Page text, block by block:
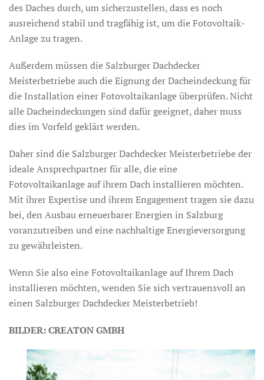
des Daches durch, um sicherzustellen, dass es noch
ausreichend stabil und tragfähig ist, um die Fotovoltaik-
Anlage zu tragen.
Außerdem müssen die Salzburger Dachdecker
Meisterbetriebe auch die Eignung der Dacheindeckung für
die Installation einer Fotovoltaikanlage überprüfen. Nicht
alle Dacheindeckungen sind dafür geeignet, daher muss
dies im Vorfeld geklärt werden.
Daher sind die Salzburger Dachdecker Meisterbetriebe der
ideale Ansprechpartner für alle, die eine
Fotovoltaikanlage auf ihrem Dach installieren möchten.
Mit ihrer Expertise und ihrem Engagement tragen sie dazu
bei, den Ausbau erneuerbarer Energien in Salzburg
voranzutreiben und eine nachhaltige Energieversorgung
zu gewährleisten.
Wenn Sie also eine Fotovoltaikanlage auf Ihrem Dach
installieren möchten, wenden Sie sich vertrauensvoll an
einen Salzburger Dachdecker Meisterbetrieb!
BILDER: CREATON GMBH